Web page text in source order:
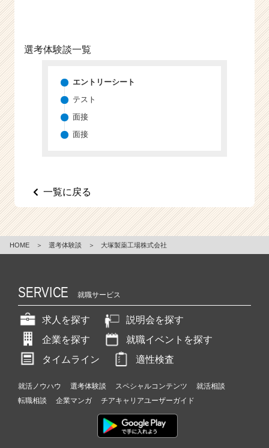
選考体験談一覧
エントリーシート
テスト
面接
面接
一覧に戻る
HOME ＞ 選考体験談 ＞ 大塚製薬工場株式会社
SERVICE 就職サービス
求人を探す
説明会を探す
企業を探す
就職イベントを探す
タイムライン
適性検査
就活ノウハウ 選考体験談 スペシャルコンテンツ
就活相談
転職相談
企業マンガ チアキャリアユーザーガイド